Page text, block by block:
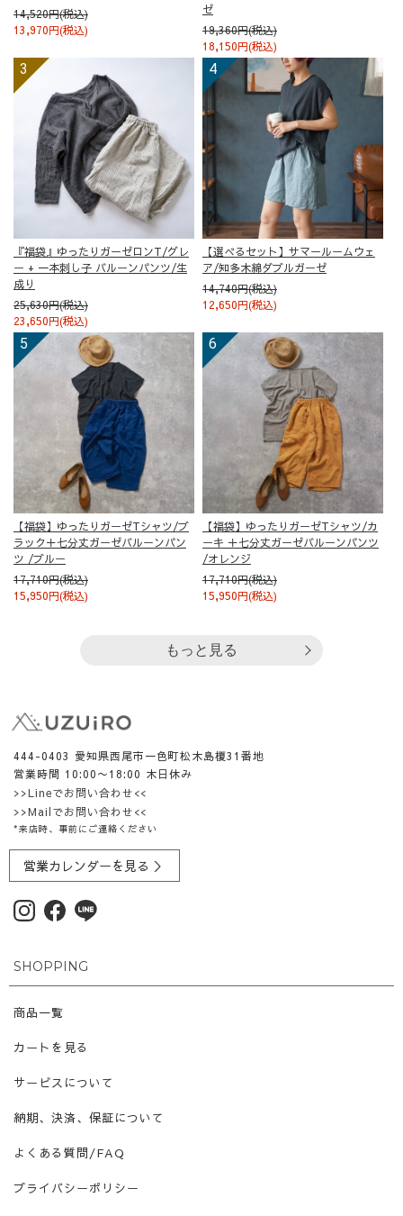
14,520円(税込)
13,970円(税込)
ゼ
19,360円(税込)
18,150円(税込)
『福袋』ゆったりガーゼロンT/グレ
ー + 一本刺し子 バルーンパンツ/生
成り
25,630円(税込)
23,650円(税込)
【選べるセット】サマールームウェ
ア/知多木綿ダブルガーゼ
14,740円(税込)
12,650円(税込)
【福袋】ゆったりガーゼTシャツ/ブ
ラック＋七分丈ガーゼバルーンパン
ツ /ブルー
17,710円(税込)
15,950円(税込)
【福袋】ゆったりガーゼTシャツ/カ
ーキ ＋七分丈ガーゼバルーンパンツ
/オレンジ
17,710円(税込)
15,950円(税込)
もっと見る
444-0403 愛知県西尾市一色町松木島榎31番地
営業時間 10:00〜18:00 木日休み
>>Lineでお問い合わせ<<
>>Mailでお問い合わせ<<
*来店時、事前にご連絡ください
営業カレンダーを見る ＞
SHOPPING
商品一覧
カートを見る
サービスについて
納期、決済、保証について
よくある質問/FAQ
プライバシーポリシー